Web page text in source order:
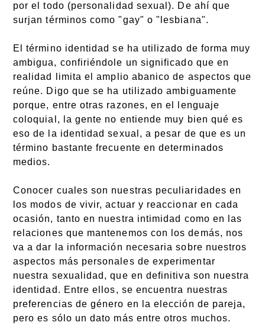
por el todo (personalidad sexual). De ahí que
surjan términos como "gay" o "lesbiana".
El término identidad se ha utilizado de forma muy
ambigua, confiriéndole un significado que en
realidad limita el amplio abanico de aspectos que
reúne. Digo que se ha utilizado ambiguamente
porque, entre otras razones, en el lenguaje
coloquial, la gente no entiende muy bien qué es
eso de la identidad sexual, a pesar de que es un
término bastante frecuente en determinados
medios.
Conocer cuales son nuestras peculiaridades en
los modos de vivir, actuar y reaccionar en cada
ocasión, tanto en nuestra intimidad como en las
relaciones que mantenemos con los demás, nos
va a dar la información necesaria sobre nuestros
aspectos más personales de experimentar
nuestra sexualidad, que en definitiva son nuestra
identidad. Entre ellos, se encuentra nuestras
preferencias de género en la elección de pareja,
pero es sólo un dato más entre otros muchos.